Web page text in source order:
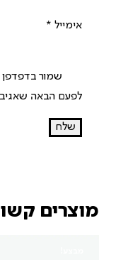
אימייל *
שמור
לפעם הבאה
מוצרים